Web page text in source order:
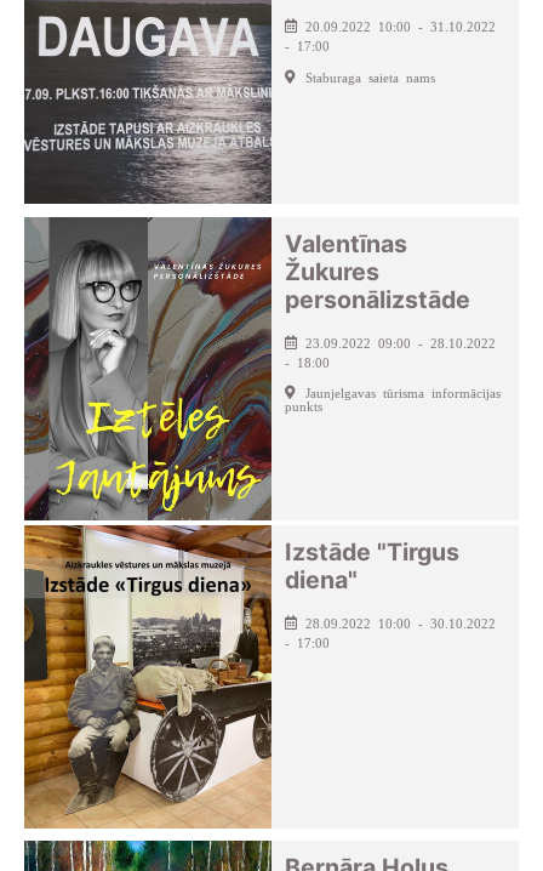
20.09.2022 10:00 - 31.10.2022
- 17:00
Staburaga saieta nams
Valentīnas
Žukures
personālizstāde
23.09.2022 09:00 - 28.10.2022
- 18:00
Jaunjelgavas tūrisma informācijas
punkts
Izstāde "Tirgus
diena"
28.09.2022 10:00 - 30.10.2022
- 17:00